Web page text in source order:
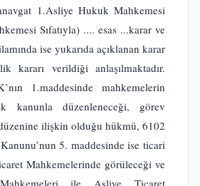
1.Asliye Hukuk Mahkemesi
Sıfatıyla) .... esas ...karar ve
ise yukarıda açıklanan karar
kararı verildiği anlaşılmaktadır.
1.maddesinde mahkemelerin
kanunla düzenleneceği, görev
ilişkin olduğu hükmü, 6102
5. maddesinde ise ticari
Mahkemelerinde görüleceği ve
ile Asliye Ticaret